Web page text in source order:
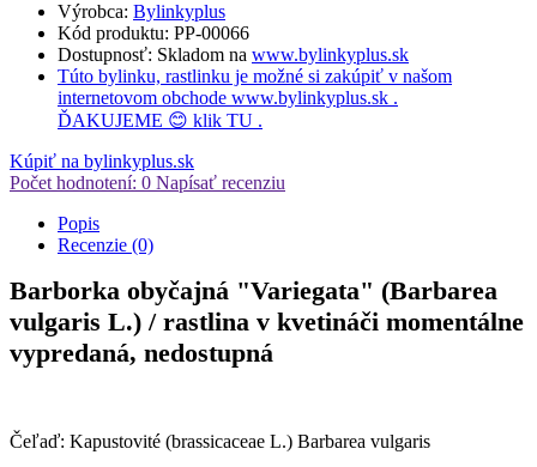
Výrobca: Bylinkyplus
Kód produktu: PP-00066
Dostupnosť: Skladom na www.bylinkyplus.sk
Túto bylinku, rastlinku je možné si zakúpiť v našom
internetovom obchode www.bylinkyplus.sk .
ĎAKUJEME 😊 klik TU .
Kúpiť na bylinkyplus.sk
Počet hodnotení: 0 Napísať recenziu
Popis
Recenzie (0)
Barborka obyčajná "Variegata" (Barbarea
vulgaris L.) / rastlina v kvetináči momentálne
vypredaná, nedostupná
Čeľaď: Kapustovité (brassicaceae L.) Barbarea vulgaris